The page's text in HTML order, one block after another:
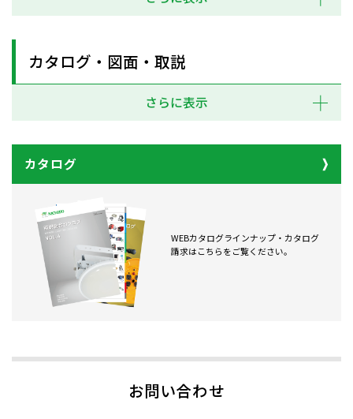
カタログ・図面・取説
さらに表示
カタログ
WEBカタログラインナップ・カタログ
請求はこちらをご覧ください。
お問い合わせ